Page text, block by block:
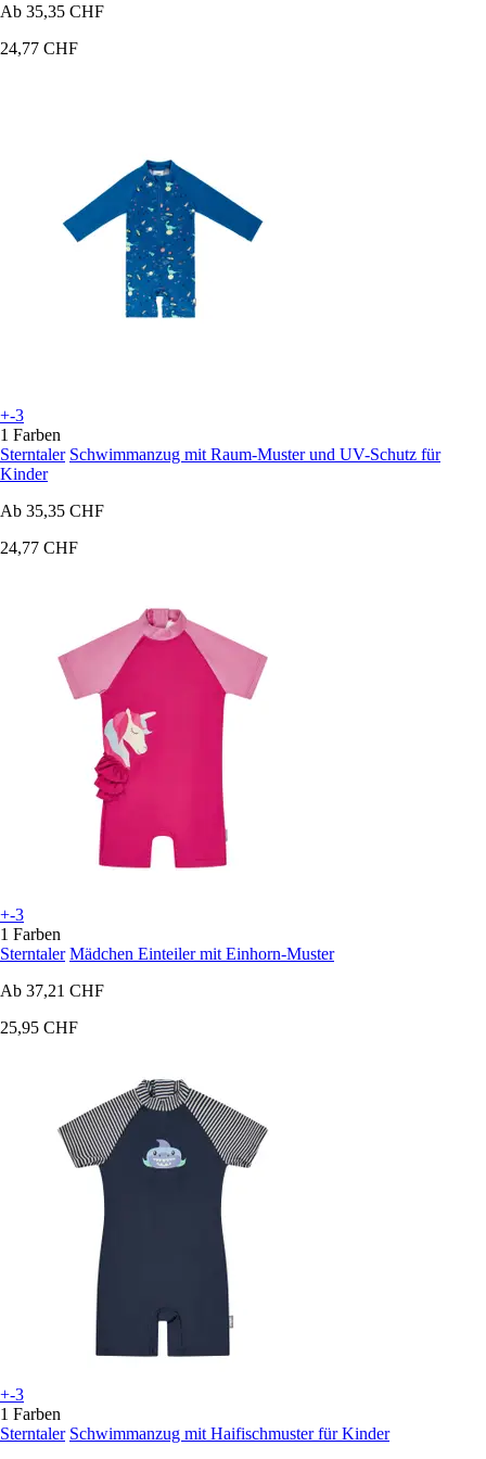
Ab 35,35 CHF
24,77 CHF
+-3
1 Farben
Sterntaler Schwimmanzug mit Raum-Muster und UV-Schutz für
Kinder
Ab 35,35 CHF
24,77 CHF
+-3
1 Farben
Sterntaler Mädchen Einteiler mit Einhorn-Muster
Ab 37,21 CHF
25,95 CHF
+-3
1 Farben
Sterntaler Schwimmanzug mit Haifischmuster für Kinder